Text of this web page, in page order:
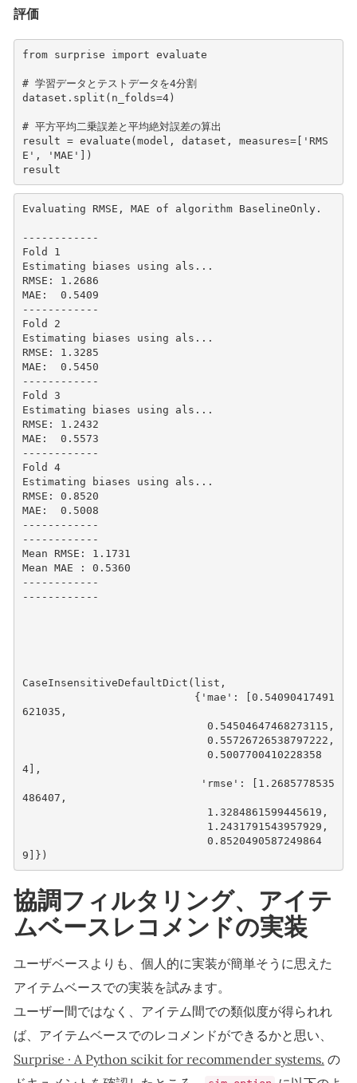
評価
from surprise import evaluate
# 学習データとテストデータを4分割
dataset . split ( n_folds=4)
# 平方平均二乗誤差と平均絶対誤差の算出
result = evaluate (model , dataset , measures=[ 'RMS
E' , 'MAE' ])
result
Evaluating RMSE, MAE of algorithm BaselineOnly.
------------
Fold 1
Estimating biases using als...
RMSE: 1.2686
MAE:  0.5409
------------
Fold 2
Estimating biases using als...
RMSE: 1.3285
MAE:  0.5450
------------
Fold 3
Estimating biases using als...
RMSE: 1.2432
MAE:  0.5573
------------
Fold 4
Estimating biases using als...
RMSE: 0.8520
MAE:  0.5008
------------
------------
Mean RMSE: 1.1731
Mean MAE : 0.5360
------------
------------
CaseInsensitiveDefaultDict(list,
621035,
4],
486407,
協調フィルタリング、アイテ
ムベースレコメンドの実装
ユーザベースよりも、個人的に実装が簡単そうに思えた
アイテムベースでの実装を試みます。
ユーザー間ではなく、アイテム間での類似度が得られれ
ば、アイテムベースでのレコメンドができるかと思い、
Surprise · A Python scikit for recommender systems. の